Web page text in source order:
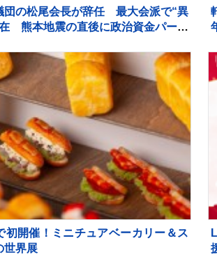
団の松尾会長が辞任 最大会派で“異
熊本地震の直後に政治資金パーテ
初開催！ミニチュアベーカリー＆ス
世界展